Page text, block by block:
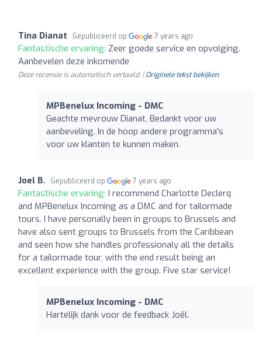
Tina Dianat Gepubliceerd op 7 years ago
Fantastische ervaring: Zeer goede service en opvolging.
Aanbevelen deze inkomende
Deze recensie is automatisch vertaald. |Originele tekst bekijken
MPBenelux Incoming - DMC
Geachte mevrouw Dianat, Bedankt voor uw
aanbeveling. In de hoop andere programma's
voor uw klanten te kunnen maken.
Joel B. Gepubliceerd op 7 years ago
Fantastische ervaring: I recommend Charlotte Declerq
and MPBenelux Incoming as a DMC and for tailormade
tours. I have personally been in groups to Brussels and
have also sent groups to Brussels from the Caribbean
and seen how she handles professionaly all the details
for a tailormade tour, with the end result being an
excellent experience with the group. Five star service!
MPBenelux Incoming - DMC
Hartelijk dank voor de feedback Joël.